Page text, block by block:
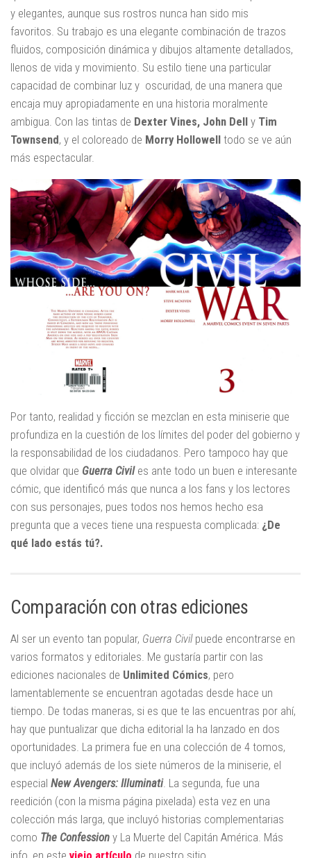
y elegantes, aunque sus rostros nunca han sido mis
favoritos. Su trabajo es una elegante combinación de trazos
fluidos, composición dinámica y dibujos altamente detallados,
llenos de vida y movimiento. Su estilo tiene una particular
capacidad de combinar luz y oscuridad, de una manera que
encaja muy apropiadamente en una historia moralmente
ambigua. Con las tintas de Dexter Vines, John Dell y Tim
Townsend, y el coloreado de Morry Hollowell todo se ve aún
más espectacular.
Por tanto, realidad y ficción se mezclan en esta miniserie que
profundiza en la cuestión de los límites del poder del gobierno y
la responsabilidad de los ciudadanos. Pero tampoco hay que
que olvidar que Guerra Civiles ante todo un buen e interesante
cómic, que identificó más que nunca a los fans y los lectores
con sus personajes, pues todos nos hemos hecho esa
pregunta que a veces tiene una respuesta complicada: ¿De
qué lado estás tú?.
Comparación con otras ediciones
Al ser un evento tan popular, Guerra Civilpuede encontrarse en
varios formatos y editoriales. Me gustaría partir con las
ediciones nacionales de Unlimited Cómics, pero
lamentablemente se encuentran agotadas desde hace un
tiempo. De todas maneras, si es que te las encuentras por ahí,
hay que puntualizar que dicha editorial la ha lanzado en dos
oportunidades. La primera fue en una colección de 4 tomos,
que incluyó además de los siete números de la miniserie, el
especial New Avengers: Illuminati. La segunda, fue una
reedición (con la misma página pixelada) esta vez en una
colección más larga, que incluyó historias complementarias
como The Confession y La Muerte del Capitán América. Más
info, en este viejo artículo de nuestro sitio.